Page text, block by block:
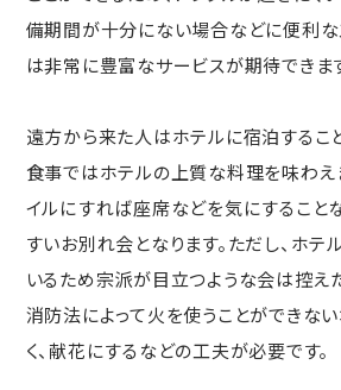
備期間が十分にない場合などに便利な
は非常に豊富なサービスが期待できま
遠方から来た人はホテルに宿泊するこ
食事ではホテルの上質な料理を味わえ
イルにすれば座席などを気にすること
すいお別れ会となります。ただし、ホ
いるため宗派が目立つような会は控え
消防法によって火を使うことができな
く、献花にするなどの工夫が必要です。